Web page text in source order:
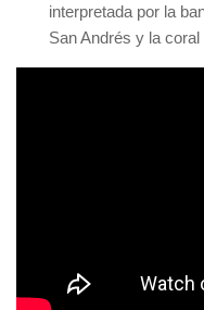
interpretada por la
San Andrés y la